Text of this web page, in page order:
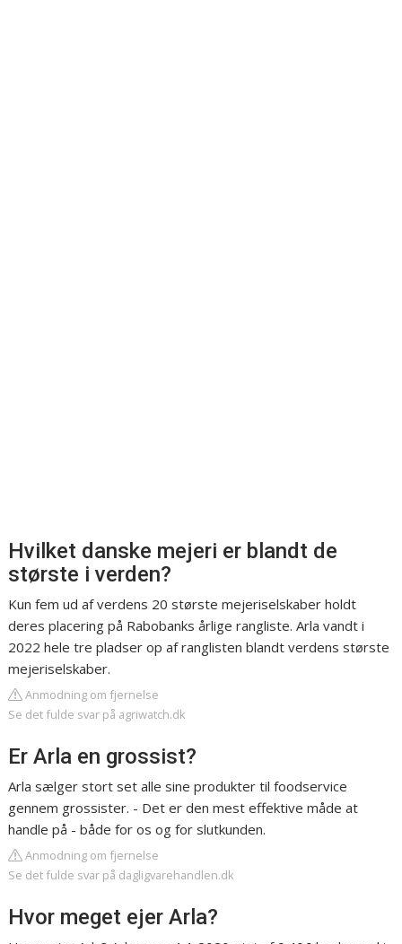
Hvilket danske mejeri er blandt de
største i verden?
Kun fem ud af verdens 20 største mejeriselskaber holdt
deres placering på Rabobanks årlige rangliste. Arla vandt i
2022 hele tre pladser op af ranglisten blandt verdens største
mejeriselskaber.
Anmodning om fjernelse
Se det fulde svar på agriwatch.dk
Er Arla en grossist?
Arla sælger stort set alle sine produkter til foodservice
gennem grossister. - Det er den mest effektive måde at
handle på - både for os og for slutkunden.
Anmodning om fjernelse
Se det fulde svar på dagligvarehandlen.dk
Hvor meget ejer Arla?